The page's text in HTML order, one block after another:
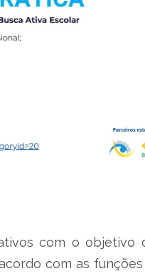
com o objetivo
com as